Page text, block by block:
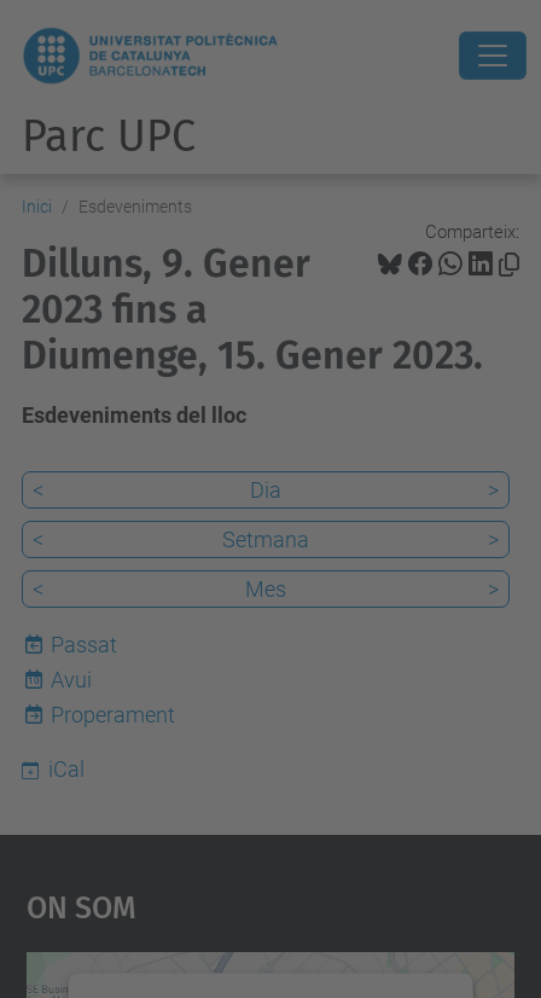
Parc UPC
Inici Esdeveniments
Comparteix:
Dilluns, 9. Gener
2023 fins a
Diumenge, 15. Gener 2023.
Esdeveniments del lloc
< Dia
>
<
Setmana
>
<
Mes >
Passat
10
Avui
Properament
iCal
On Som